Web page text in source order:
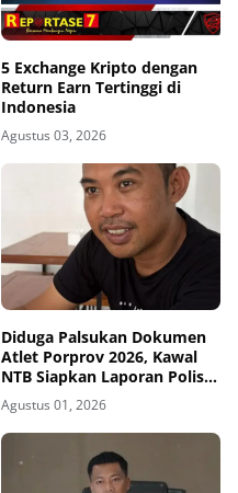
5 Exchange Kripto dengan
Return Earn Tertinggi di
Indonesia
Agustus 03, 2026
Diduga Palsukan Dokumen
Atlet Porprov 2026, Kawal
NTB Siapkan Laporan Polisi
ke Polda NTB
Agustus 01, 2026